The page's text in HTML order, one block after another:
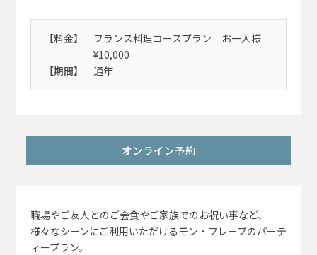
【料金】
フランス料理コースプラン お一人様
¥10,000
【期間】
通年
オンライン予約
職場やご友人とのご会食やご家族でのお祝い事など、
様々なシーンにご利用いただけるモン・フレーブのパーテ
ィープラン。